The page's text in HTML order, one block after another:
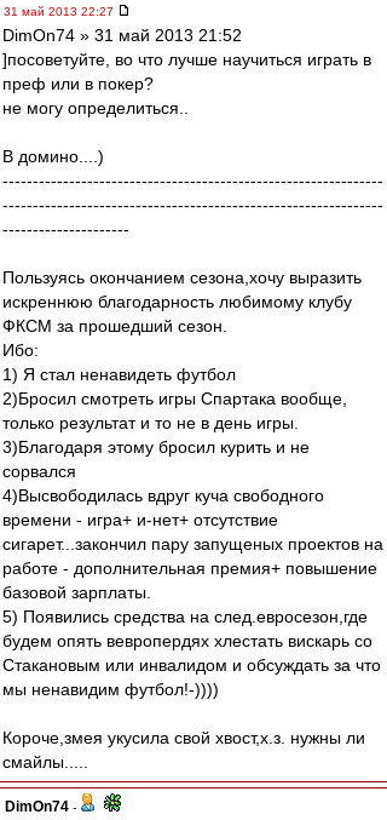
31 май 2013 22:27
DimOn74 » 31 май 2013 21:52
]посоветуйте, во что лучше научиться играть в
преф или в покер?
не могу определиться..
В домино....)
---------------------------------------------------------------
---------------------------------------------------------------
---------------------
Пользуясь окончанием сезона,хочу выразить
искреннюю благодарность любимому клубу
ФКСМ за прошедший сезон.
Ибо:
1) Я стал ненавидеть футбол
2)Бросил смотреть игры Спартака вообще,
только результат и то не в день игры.
3)Благодаря этому бросил курить и не
сорвался
4)Высвободилась вдруг куча свободного
времени - игра+ и-нет+ отсутствие
сигарет...закончил пару запущеных проектов на
работе - дополнительная премия+ повышение
базовой зарплаты.
5) Появились средства на след.евросезон,где
будем опять вевропердях хлестать вискарь со
Стакановым или инвалидом и обсуждать за что
мы ненавидим футбол!-))))
Короче,змея укусила свой хвост,х.з. нужны ли
смайлы.....
DimOn74 -